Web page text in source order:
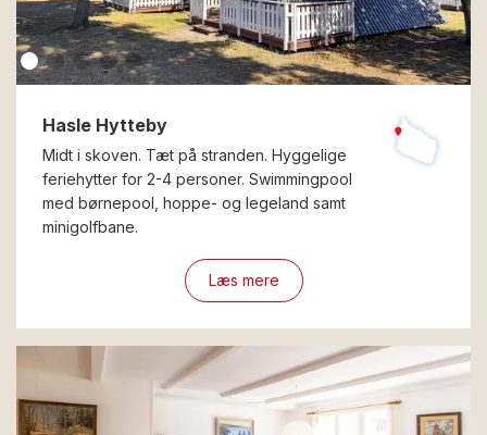
Hasle Hytteby
Midt i skoven. Tæt på stranden. Hyggelige
feriehytter for 2-4 personer. Swimmingpool
med børnepool, hoppe- og legeland samt
minigolfbane.
Læs mere